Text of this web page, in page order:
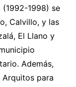
(1992-1998) se
Calvillo, y las
El Llano y
Además,
para